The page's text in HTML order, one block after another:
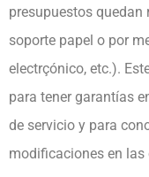
presupuestos quedan
soporte papel o por
electrçónico, etc.).
para tener garantías
de servicio y para
modificaciones en las